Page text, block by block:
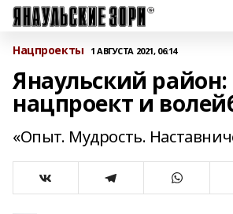
Нацпроекты 1 АВГУСТА 2021, 06:14
Янаульский район:
нацпроект и
«Опыт. Мудрость.